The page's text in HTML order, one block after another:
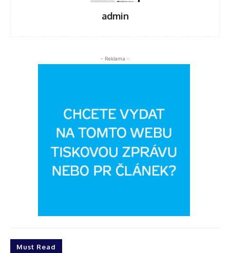
admin
- Reklama -
Must Read